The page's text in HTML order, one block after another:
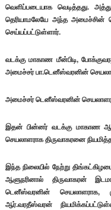
வெளிப்படையாக வெடித்தது.
தெரியாமலேயே அந்த அமைச்சின்
செய்யப்பட்டுள்ளார்.
வடக்கு மாகாண மீன்பிடி,
அமைச்சர் பா.டெனீஸ்வரனின்
அமைச்சர் டெனீஸ்வரனின் செயலாளராக
இதன் பின்னர் வடக்கு மாகாண
செயலாளராக திருவாகரனை
இந்த நிலையில் நேற்று
ஆளுநரினால் திருவாகரன்
டெனீஸ்வரனின் செயலாளராக,
ஆர்.வரதீஸ்வரன்